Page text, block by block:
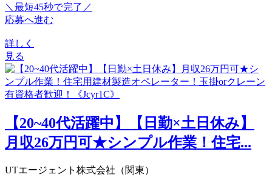
＼最短45秒で完了／
応募へ進む
詳しく
見る
【20~40代活躍中】【日勤×土日休み】
月収26万円可★シンプル作業！住宅...
UTエージェント株式会社（関東）